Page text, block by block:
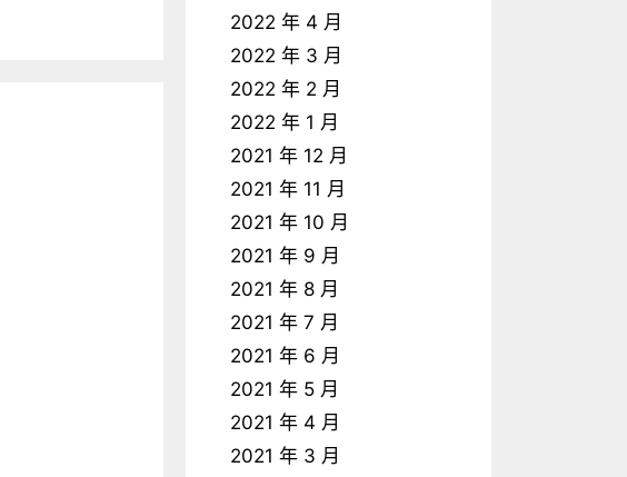
2022 年 4 月
2022 年 3 月
2022 年 2 月
2022 年 1 月
2021 年 12 月
2021 年 11 月
2021 年 10 月
2021 年 9 月
2021 年 8 月
2021 年 7 月
2021 年 6 月
2021 年 5 月
2021 年 4 月
2021 年 3 月